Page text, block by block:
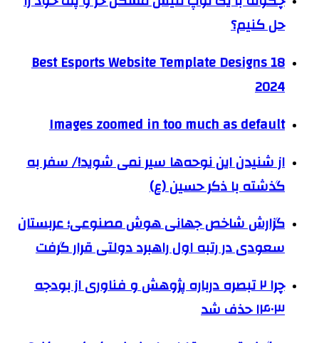
حل کنیم؟
18 Best Esports Website Template Designs
2024
Images zoomed in too much as default
از شنیدن این نوحه‌ها سیر نمی شوید!/ سفر به
گذشته با ذکر حسین (ع)
گزارش شاخص جهانی هوش مصنوعی؛ عربستان
سعودی در رتبه اول راهبرد دولتی قرار گرفت
چرا ۲ تبصره درباره پژوهش و فناوری از بودجه
۱۴۰۳ حذف شد